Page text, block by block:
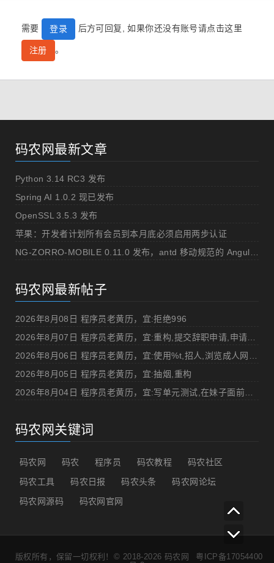
需要 登录 后方可回复, 如果你还没有账号请点击这里
注册 。
码农网最新文章
Python 3.14 RC3 发布
Spring AI 1.0.2 现已发布
OpenSSL 3.5.3 发布
苹果：开发者计划所有会员到本月底必须启用两步认证
码农网最新帖子
2026年8月08日 程序员老黄历，宜:拒绝996
2026年8月05日 程序员老黄历，宜:抽烟,重构
码农网关键词
码农网 码农 程序员 码农教程
码农社区
码农工具
码农日报 码农头条
码农网论坛
码农网源码
码农网官网
版权所有，保留一切权利！© 2018-2026 码农网
粤ICP备17054400